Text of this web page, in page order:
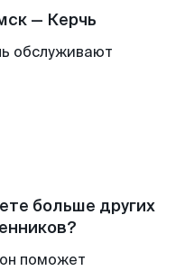
— Керчь
обслуживают
больше других
поможет